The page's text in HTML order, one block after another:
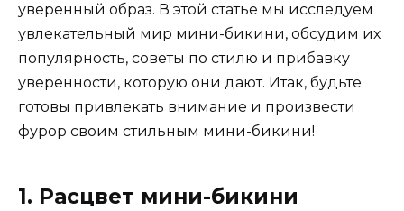
уверенный образ. В этой статье мы исследуем
увлекательный мир мини-бикини, обсудим их
популярность, советы по стилю и прибавку
уверенности, которую они дают. Итак, будьте
готовы привлекать внимание и произвести
фурор своим стильным мини-бикини!
1. Расцвет мини-бикини